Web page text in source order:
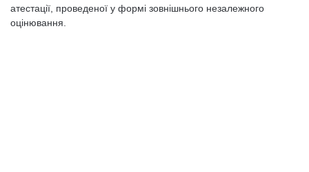
атестації, проведеної у формі зовнішнього незалежного
оцінювання.